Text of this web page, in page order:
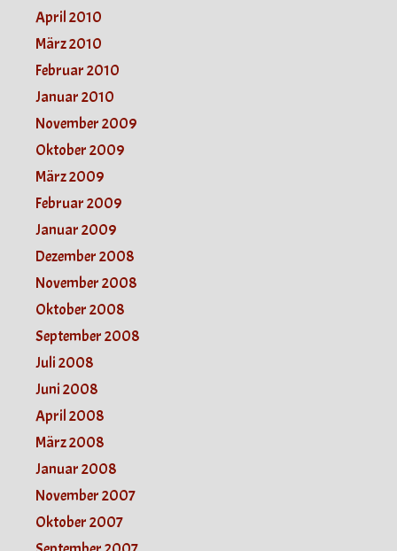
April 2010
März 2010
Februar 2010
Januar 2010
November 2009
Oktober 2009
März 2009
Februar 2009
Januar 2009
Dezember 2008
November 2008
Oktober 2008
September 2008
Juli 2008
Juni 2008
April 2008
März 2008
Januar 2008
November 2007
Oktober 2007